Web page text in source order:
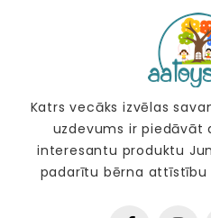
Katrs vecāks izvēlas
uzdevums ir piedāvāt
interesantu produktu
padarītu bērna